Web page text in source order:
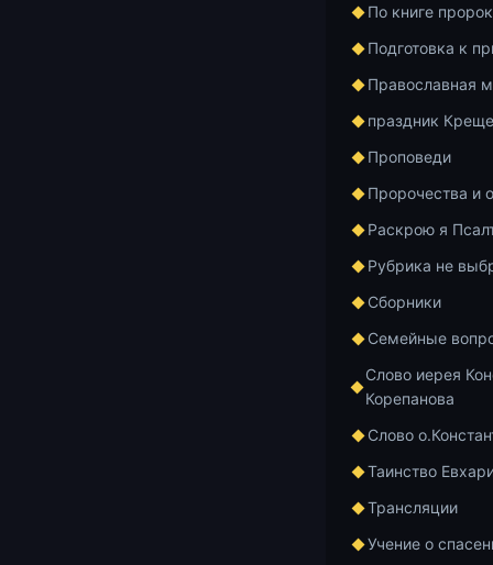
По книге
Подготовка к
Православная
праздник
Проповеди
Пророчества и
Раскрою я
Рубрика не
Сборники
Семейные
Слово иерея
Корепанова
Слово
Таинство
Трансляции
Учение о
19:00 —
быть
злословить,
33:35 —
исполняя
неправду,
44:57 — О
кажется, что
размышление
заповедей
гораздо
что перед
душу, время,
Аудиозапись:
Автор: